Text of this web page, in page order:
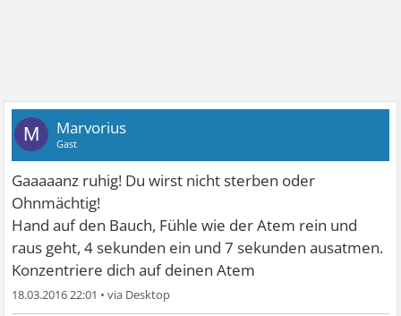
M Marvorius
Gast
Gaaaaanz ruhig! Du wirst nicht sterben oder
Ohnmächtig!
Hand auf den Bauch, Fühle wie der Atem rein und
raus geht, 4 sekunden ein und 7 sekunden ausatmen.
Konzentriere dich auf deinen Atem
18.03.2016 22:01 •